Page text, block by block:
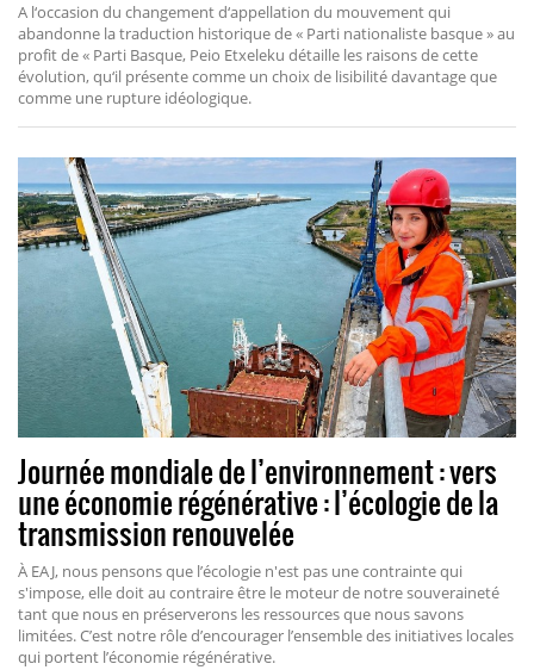
A l‘occasion du changement d‘appellation du mouvement qui
abandonne la traduction historique de « Parti nationaliste basque » au
profit de « Parti Basque, Peio Etxeleku détaille les raisons de cette
évolution, qu‘il présente comme un choix de lisibilité davantage que
comme une rupture idéologique.
Journée mondiale de l’environnement : vers
une économie régénérative : l’écologie de la
transmission renouvelée
À EAJ, nous pensons que l’écologie n'est pas une contrainte qui
s'impose, elle doit au contraire être le moteur de notre souveraineté
tant que nous en préserverons les ressources que nous savons
limitées. C’est notre rôle d’encourager l’ensemble des initiatives locales
qui portent l’économie régénérative.